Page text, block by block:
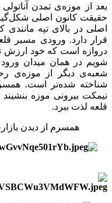
بعد از موزه‌ی تمدن
حقیقت کانون اصلی
اصلی در بالای تپه
قرار دارد. ورودی مسیر
دروازه است که خود ارزش
شویم در همان میدان
شعبه‌ی دیگر از موزه‌ی
شناخته شده‌تر است.
نیمکت بیرونی موزه
قلعه لذت ببرد.
همسرم از دیدن